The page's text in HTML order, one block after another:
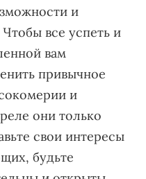
и
все успеть и
вам
привычное
и
они только
свои интересы
будьте